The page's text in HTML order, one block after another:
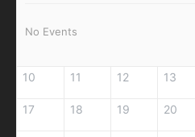
No Events
10 11 12 13
17 18 19 20